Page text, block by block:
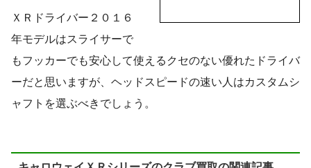
ＸＲドライバー２０１６
年モデルはスライサーで
もフッカーでも安心して使えるクセのない優れたドライバ
ーだと思いますが、ヘッドスピードの速い人はカスタムシ
ャフトを選ぶべきでしょう。